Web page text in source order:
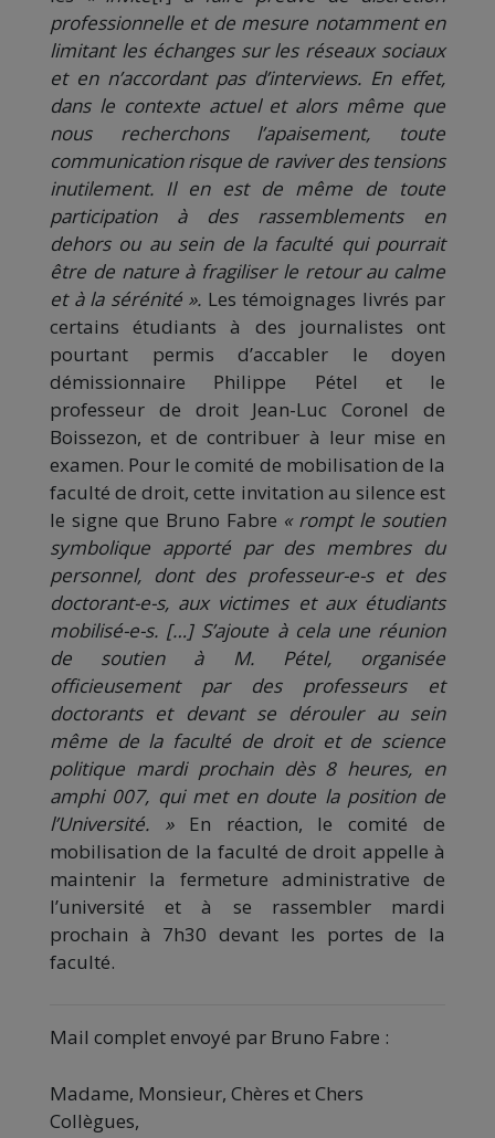
professionnelle et de mesure notamment en
limitant les échanges sur les réseaux sociaux
et en n’accordant pas d’interviews. En effet,
dans le contexte actuel et alors même que
nous recherchons l’apaisement, toute
communication risque de raviver des tensions
inutilement. Il en est de même de toute
participation à des rassemblements en
dehors ou au sein de la faculté qui pourrait
être de nature à fragiliser le retour au calme
et à la sérénité ». Les témoignages livrés par
certains étudiants à des journalistes ont
pourtant permis d’accabler le doyen
démissionnaire Philippe Pétel et le
professeur de droit Jean-Luc Coronel de
Boissezon, et de contribuer à leur mise en
examen. Pour le comité de mobilisation de la
faculté de droit, cette invitation au silence est
le signe que Bruno Fabre « rompt le soutien
symbolique apporté par des membres du
personnel, dont des professeur-e-s et des
doctorant-e-s, aux victimes et aux étudiants
mobilisé-e-s. […] S’ajoute à cela une réunion
de soutien à M. Pétel, organisée
officieusement par des professeurs et
doctorants et devant se dérouler au sein
même de la faculté de droit et de science
politique mardi prochain dès 8 heures, en
amphi 007, qui met en doute la position de
l’Université. »En réaction, le comité de
mobilisation de la faculté de droit appelle à
maintenir la fermeture administrative de
l’université et à se rassembler mardi
prochain à 7h30 devant les portes de la
faculté.
Mail complet envoyé par Bruno Fabre :
Madame, Monsieur, Chères et Chers
Collègues,